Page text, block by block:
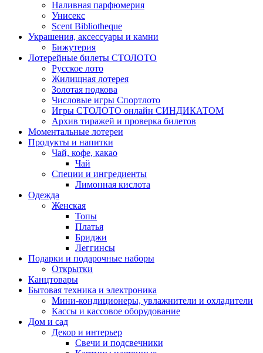
Наливная парфюмерия
Унисекс
Scent Bibliotheque
Украшения, аксессуары и камни
Бижутерия
Лотерейные билеты СТОЛОТО
Русское лото
Жилищная лотерея
Золотая подкова
Числовые игры Спортлото
Игры СТОЛОТО онлайн СИНДИКАТОМ
Архив тиражей и проверка билетов
Моментальные лотереи
Продукты и напитки
Чай, кофе, какао
Чай
Специи и ингредиенты
Лимонная кислота
Одежда
Женская
Топы
Платья
Бриджи
Леггинсы
Подарки и подарочные наборы
Открытки
Канцтовары
Бытовая техника и электроника
Мини-кондиционеры, увлажнители и охладители
Кассы и кассовое оборудование
Дом и сад
Декор и интерьер
Свечи и подсвечники